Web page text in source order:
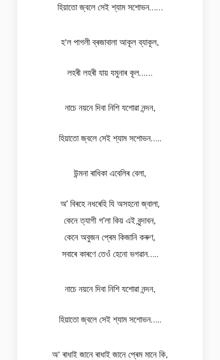
হিয়াতো জ্বলে সেই শ্যাম সশোভন……
হ’ল পাগলী ব্ৰজাবালা আকূল ব্যাকূল,
লহৰী লহৰী যায় যমুনাৰ কূল……
নাচে নয়নে দিবা নিশি যশোৱা নন্দন,
হিয়াতো জ্বলে সেই শ্যাম সশোভন…..
উন্মনা ৰাধিকা এবেলিৰ বেলা,
অ’ বিৰহে নধৰেহি যি অসহনো জ্বালা,
কেনে ত্যাগী গ’লা কিয় এই বৃন্দাবন,
কেনে অবুজন প্ৰেম কিজানি কৰুণ,
সবাৰে কাৰণে তেওঁ হেনো ভগৱান…..
নাচে নয়নে দিবা নিশি যশোৱা নন্দন,
হিয়াতো জ্বলে সেই শ্যাম সশোভন…..
অ’ ৰাধাই জানে ৰাধাই জানে প্ৰেম মানে কি,